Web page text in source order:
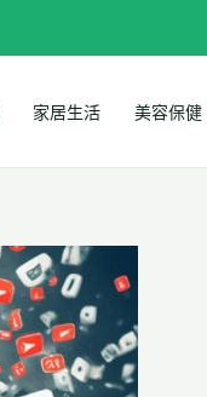
家居生活 美容保健